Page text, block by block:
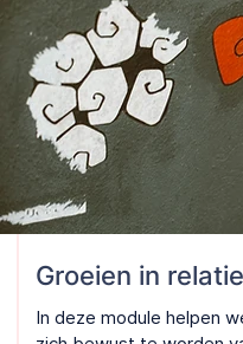
Groeien in
In deze module helpen